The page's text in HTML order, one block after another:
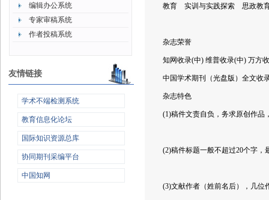
编辑办公系统
专家审稿系统
作者投稿系统
友情链接
学术不端检测系统
教育信息化论坛
国际知识资源总库
协同期刊采编平台
中国知网
教育 实训与实践探索 思政
杂志荣誉
知网收录(中) 维普收录(中) 万方
中国学术期刊（光盘版）全文收
杂志特色
(1)稿件文责自负，务求原创作品
(2)稿件标题一般不超过20个字，
(3)文献作者（姓前名后），几位